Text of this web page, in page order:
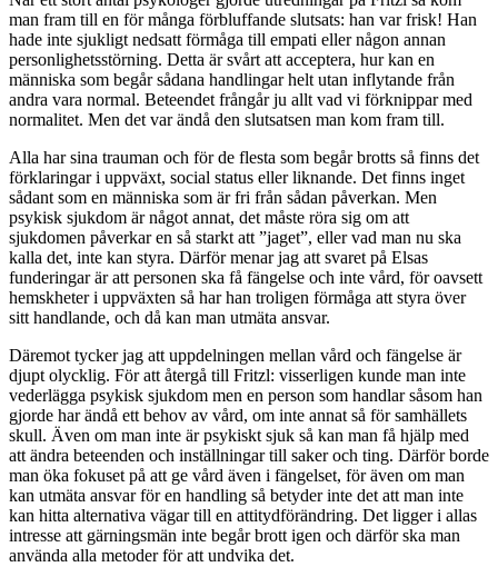
man fram till en för många förbluffande slutsats: han var frisk! Han
hade inte sjukligt nedsatt förmåga till empati eller någon annan
personlighetsstörning. Detta är svårt att acceptera, hur kan en
människa som begår sådana handlingar helt utan inflytande från
andra vara normal. Beteendet frångår ju allt vad vi förknippar med
normalitet. Men det var ändå den slutsatsen man kom fram till.
Alla har sina trauman och för de flesta som begår brotts så finns det
förklaringar i uppväxt, social status eller liknande. Det finns inget
sådant som en människa som är fri från sådan påverkan. Men
psykisk sjukdom är något annat, det måste röra sig om att
sjukdomen påverkar en så starkt att ”jaget”, eller vad man nu ska
kalla det, inte kan styra. Därför menar jag att svaret på Elsas
funderingar är att personen ska få fängelse och inte vård, för oavsett
hemskheter i uppväxten så har han troligen förmåga att styra över
sitt handlande, och då kan man utmäta ansvar.
Däremot tycker jag att uppdelningen mellan vård och fängelse är
djupt olycklig. För att återgå till Fritzl: visserligen kunde man inte
vederlägga psykisk sjukdom men en person som handlar såsom han
gjorde har ändå ett behov av vård, om inte annat så för samhällets
skull. Även om man inte är psykiskt sjuk så kan man få hjälp med
att ändra beteenden och inställningar till saker och ting. Därför borde
man öka fokuset på att ge vård även i fängelset, för även om man
kan utmäta ansvar för en handling så betyder inte det att man inte
kan hitta alternativa vägar till en attitydförändring. Det ligger i allas
intresse att gärningsmän inte begår brott igen och därför ska man
använda alla metoder för att undvika det.